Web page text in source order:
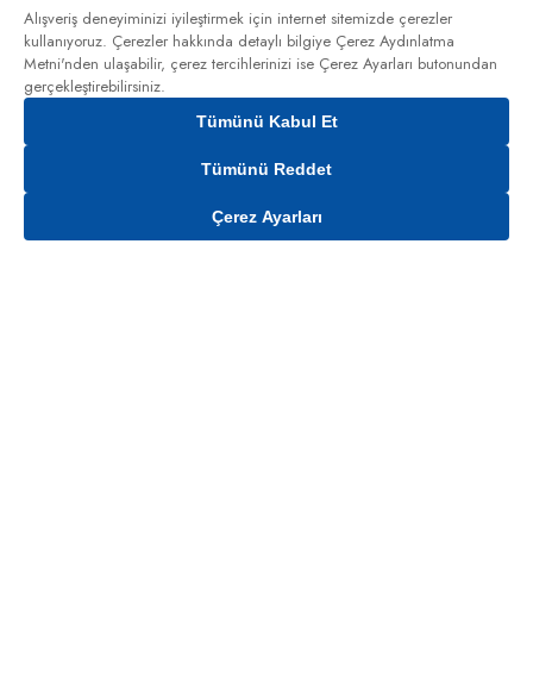
Gelince Haber Ver
Alışveriş deneyiminizi iyileştirmek için internet sitemizde çerezler
kullanıyoruz. Çerezler hakkında detaylı bilgiye Çerez Aydınlatma
Metni'nden ulaşabilir, çerez tercihlerinizi ise Çerez Ayarları butonundan
gerçekleştirebilirsiniz.
Tümünü Kabul Et
Tümünü Reddet
Çerez Ayarları